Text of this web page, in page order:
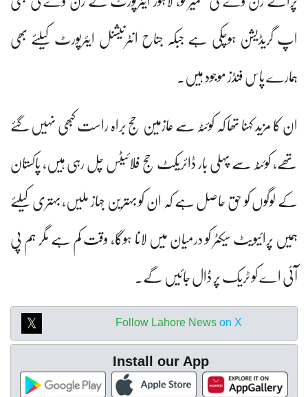
اپ گریڈیشن ہوچکی ہے جبکہ جناح انٹرنیشنل ایئرپورٹ کیلئے بھی
ہمارے پاس فنڈز موجود ہیں۔
ان کا مزید کہنا تھا کہ کوئٹہ سے عازمین حج براہ راست کبھی نہیں گئے
تھے، کوئٹہ سے پہلی بار ڈائریکٹ حج فلائیٹس چل رہی ہیں، پاکستان
کے لوگوں کو حق حاصل ہے کہ ان کو بہترین جہاز ملیں، بہتری کیلئے
ہمیں پرائیویٹ سیکٹر کو درمیان میں لانا ہوگا، وقت کم ہے مگر ہم پی
آئی اے کو ٹریک پر ڈال جائیں گے۔
Follow Lahore News on X
Install our App